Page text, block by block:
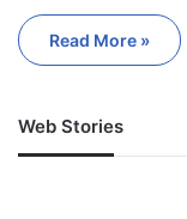
Read More »
Web Stories
जम्मू-कश्मीर में
अपडेट